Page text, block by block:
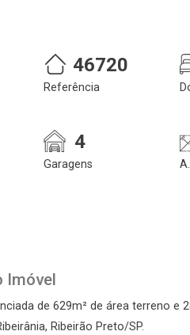
46720
Referência
4
Garagens
Imóvel
de 629m² de área terreno e
Ribeirão Preto/SP.
06/